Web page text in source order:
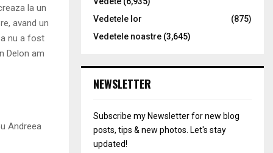
la un
avand un
nu a fost
Delon am
Andreea
Vedetele lor
(875)
Vedetele noastre (3,645)
NEWSLETTER
Subscribe my Newsletter for new blog
posts, tips & new photos. Let's stay
updated!